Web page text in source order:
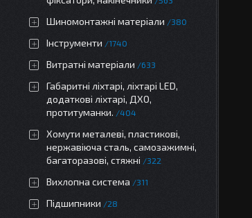
Шиномонтажні матеріали 380
Інструменти 1740
Витратні матеріали 633
Габаритні ліхтарі, ліхтарі LED,
додаткові ліхтарі, ДХО,
протитуманки.
404
Хомути металеві, пластикові,
нержавіюча сталь, самозажимні,
багаторазові, стяжні
322
Вихлопна система 311
Підшипники 28